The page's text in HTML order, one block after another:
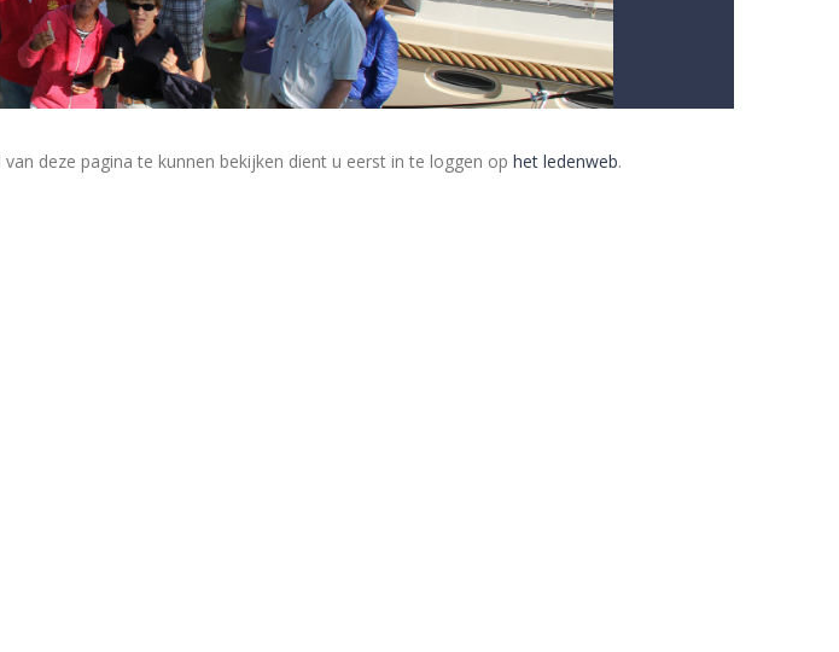
van deze pagina te kunnen bekijken dient u eerst in te loggen op het ledenweb.